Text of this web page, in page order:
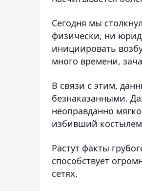
Сегодня мы
физически, ни
инициировать
много времени,
В связи с этим,
безнаказанными.
неоправданно
избивший костылем
Растут факты
способствует
сетях.